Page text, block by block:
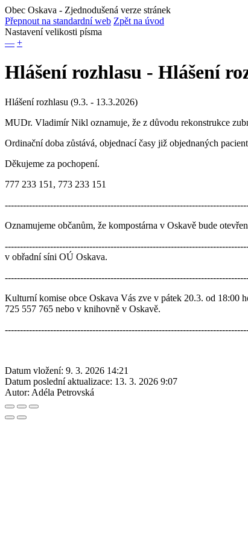
Obec Oskava - Zjednodušená verze stránek
Přepnout na standardní web Zpět na úvod
Nastavení velikosti písma
— +
Hlášení rozhlasu - Hlášení
Hlášení rozhlasu (9.3. - 13.3.2026)
MUDr. Vladimír Nikl oznamuje, že z důvodu rekonstrukce
Ordinační doba zůstává, objednací časy již objednaných
Děkujeme za pochopení.
777 233 151, 773 233 151
Oznamujeme občanům, že kompostárna v Oskavě bude
v obřadní síni OÚ Oskava.
Kulturní komise obce Oskava Vás zve v pátek 20.3. od 18:00
725 557 765 nebo v knihovně v Oskavě.
Datum vložení: 9. 3. 2026 14:21
Datum poslední aktualizace: 13. 3. 2026 9:07
Autor: Adéla Petrovská